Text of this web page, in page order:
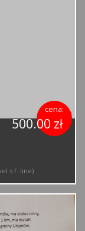
cena:
500.00 zł
s.f. line)